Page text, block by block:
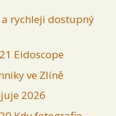
a rychleji dostupný
Eidoscope
ve Zlíně
2026